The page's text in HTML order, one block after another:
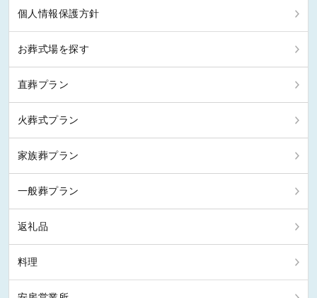
個人情報保護方針
お葬式場を探す
直葬プラン
火葬式プラン
家族葬プラン
一般葬プラン
返礼品
料理